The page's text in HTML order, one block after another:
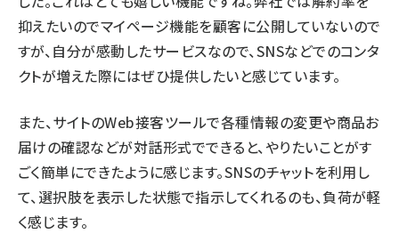
抑えたいのでマイページ機能を顧客に公開していないので
すが、自分が感動したサービスなので、SNSなどでのコンタ
クトが増えた際にはぜひ提供したいと感じています。
また、サイトのWeb接客ツールで各種情報の変更や商品お
届けの確認などが対話形式でできると、やりたいことがす
ごく簡単にできたように感じます。SNSのチャットを利用し
て、選択肢を表示した状態で指示してくれるのも、負荷が軽
く感じます。